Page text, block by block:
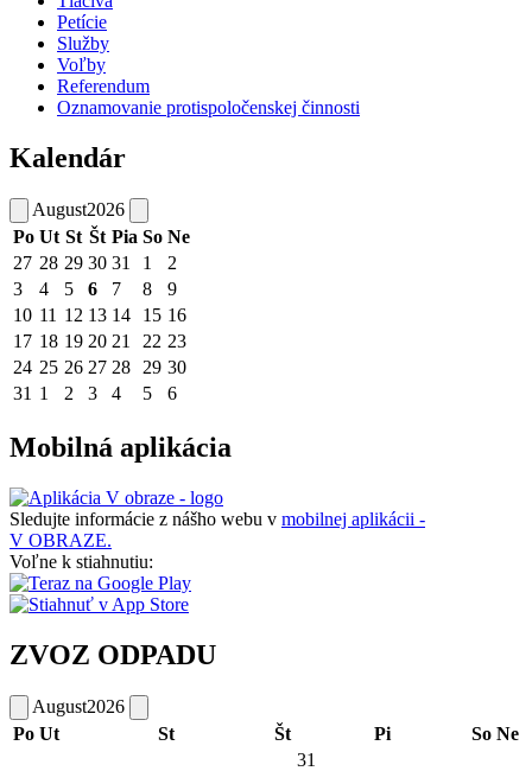
Petície
Služby
Voľby
Referendum
Oznamovanie protispoločenskej činnosti
Kalendár
August2026
Po Ut St Št Pia So Ne
27 28 29 30 31 1
2
3
4 5 6 7 8
9
10 11 12 13 14 15 16
17 18 19 20 21 22 23
24 25 26 27 28 29 30
31 1 2 3 4 5 6
Mobilná aplikácia
Sledujte informácie z nášho webu v mobilnej aplikácii -
V OBRAZE.
Voľne k stiahnutiu:
ZVOZ ODPADU
August2026
Po Ut St Št Pi So Ne
31